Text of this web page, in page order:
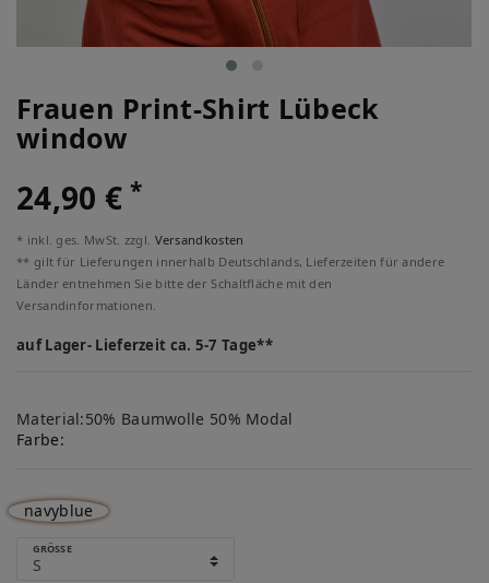
Frauen Print-Shirt Lübeck
window
24,90 €*
* inkl. ges. MwSt. zzgl. Versandkosten
** gilt für Lieferungen innerhalb Deutschlands, Lieferzeiten für andere
Länder entnehmen Sie bitte der Schaltfläche mit den
Versandinformationen.
auf Lager- Lieferzeit ca. 5-7 Tage**
Material:50% Baumwolle 50% Modal
Farbe:
navyblue
GRÖSSE